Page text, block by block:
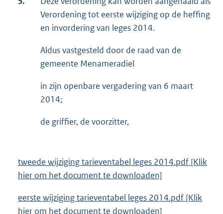
Verordening tot eerste wijziging op de heffing
en invordering van leges 2014.
Aldus vastgesteld door de raad van de
gemeente Menameradiel
in zijn openbare vergadering van 6 maart
2014;
de griffier, de voorzitter,
tweede wijziging tarieventabel leges 2014.pdf [Klik
hier om het document te downloaden]
eerste wijziging tarieventabel leges 2014.pdf [Klik
hier om het document te downloaden]